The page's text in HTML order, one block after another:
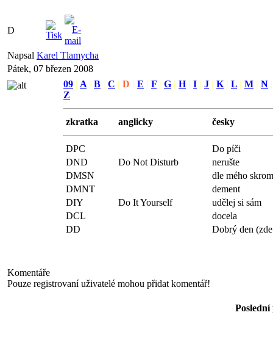
D
Napsal Karel Tlamycha
Pátek, 07 březen 2008
09 | A | B | C | D | E | F | G | H| I | J | K | L | M | N
Z
zkratka anglicky česky
DPC
Do píči
DND
Do Not Disturb
nerušte
DMSN
dle mého
DMNT
dement
DIY
Do It Yourself
udělej si sám
DCL
docela
DD
Dobrý den
Komentáře
Pouze registrovaní uživatelé mohou přidat komentář!